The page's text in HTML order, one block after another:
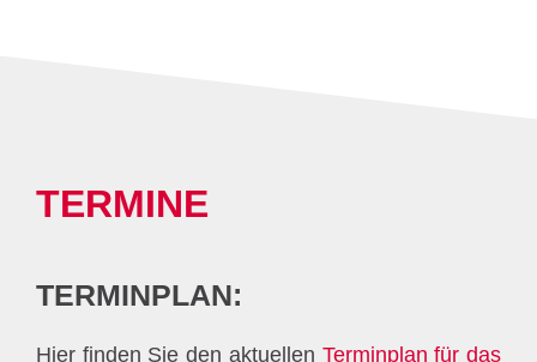
TERMINE
TERMINPLAN:
Hier finden Sie den aktuellen Terminplan für das